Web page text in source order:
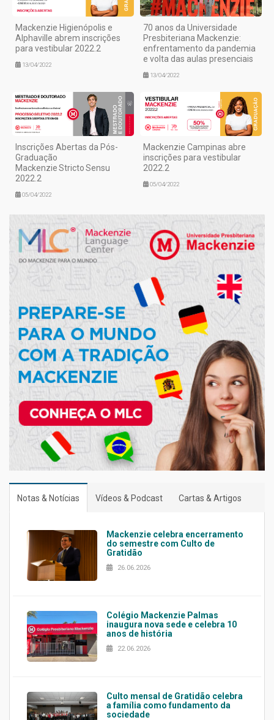
Mackenzie Higienópolis e
Alphaville abrem inscrições
para vestibular 2022.2
13/04/2022
70 anos da Universidade
Presbiteriana Mackenzie:
enfrentamento da pandemia
e volta das aulas presenciais
13/04/2022
Inscrições Abertas da Pós-
Graduação
Mackenzie Stricto Sensu
2022.2
05/04/2022
Mackenzie Campinas abre
inscrições para vestibular
2022.2
05/04/2022
Notas & Notícias Vídeos & Podcast Cartas & Artigos
Mackenzie celebra encerramento
do semestre com Culto de
Gratidão
26.06.2026
Colégio Mackenzie Palmas
inaugura nova sede e celebra 10
anos de história
22.06.2026
Culto mensal de Gratidão celebra
a família como fundamento da
sociedade